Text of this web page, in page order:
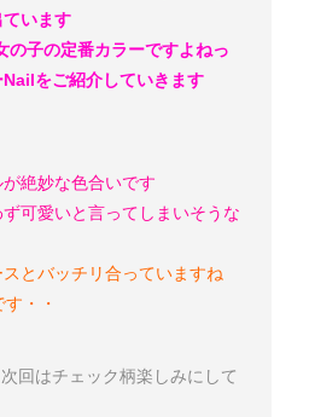
います
の子の定番カラーですよねっ
をご紹介していきます
絶妙な色合いです
ず可愛いと言ってしまいそうな
とバッチリ合っていますね
・・
次回はチェック柄楽しみにして